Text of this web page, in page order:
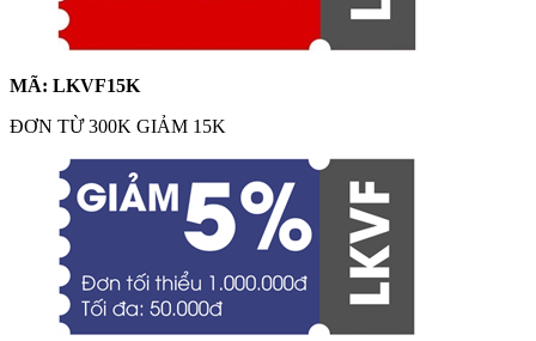
MÃ: LKVF15K
ĐƠN TỪ 300K GIẢM 15K